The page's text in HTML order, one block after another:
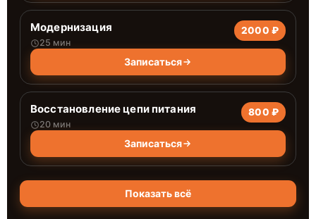
Модернизация
25 мин
2000 ₽
Записаться
Восстановление цепи питания
20 мин
800 ₽
Записаться
Показать всё